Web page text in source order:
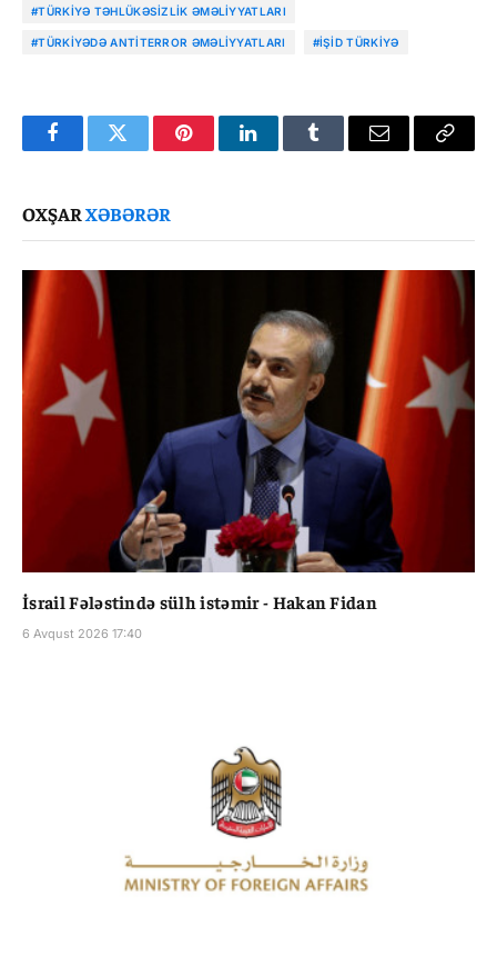
#TÜRKIYƏ TƏHLÜKƏSIZLIK ƏMƏLIYYATLARI
#TÜRKIYƏDƏ ANTITERROR ƏMƏLIYYATLARI #İŞİD TÜRKIYƏ
FacebookTwitter PinterestLinkedInTumblr Email
Copy
OXŞARXƏBƏRƏR
İsrail Fələstində sülh istəmir - Hakan Fidan
6 Avqust 2026 17:40